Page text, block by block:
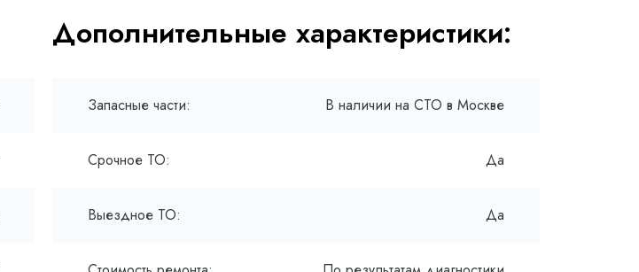
Дополнительные характеристики:
Запасные части: В наличии на СТО в Москве
Срочное ТО: Да
Выездное ТО: Да